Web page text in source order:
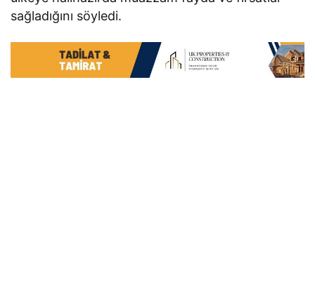
sağladığını söyledi.